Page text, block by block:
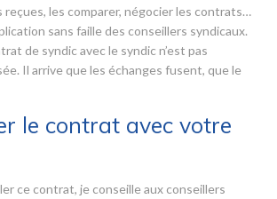
reçues, les comparer, négocier les contrats…
sans faille des conseillers syndicaux.
de syndic avec le syndic n’est pas
Il arrive que les échanges fusent, que le
le contrat avec votre
ce contrat, je conseille aux conseillers